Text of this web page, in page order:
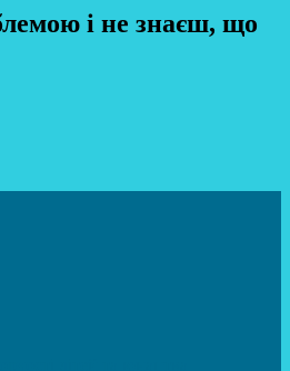
і не знаєш, що